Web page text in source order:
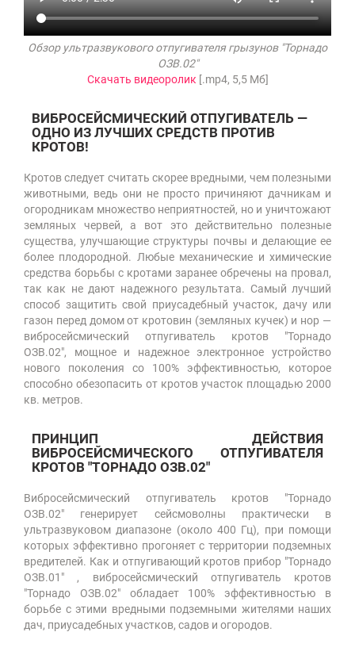
Обзор ультразвукового отпугивателя грызунов "Торнадо
ОЗВ.02"
Скачать видеоролик [.mp4, 5,5 Мб]
ВИБРОСЕЙСМИЧЕСКИЙ ОТПУГИВАТЕЛЬ —
ОДНО ИЗ ЛУЧШИХ СРЕДСТВ ПРОТИВ
КРОТОВ!
Кротов следует считать скорее вредными, чем полезными
животными, ведь они не просто причиняют дачникам и
огородникам множество неприятностей, но и уничтожают
земляных червей, а вот это действительно полезные
существа, улучшающие структуры почвы и делающие ее
более плодородной. Любые механические и химические
средства борьбы с кротами заранее обречены на провал,
так как не дают надежного результата. Самый лучший
способ защитить свой приусадебный участок, дачу или
газон перед домом от кротовин (земляных кучек) и нор —
вибросейсмический отпугиватель кротов "Торнадо
ОЗВ.02", мощное и надежное электронное устройство
нового поколения со 100% эффективностью, которое
способно обезопасить от кротов участок площадью 2000
кв. метров.
ПРИНЦИП ДЕЙСТВИЯ
ВИБРОСЕЙСМИЧЕСКОГО ОТПУГИВАТЕЛЯ
КРОТОВ "ТОРНАДО ОЗВ.02"
Вибросейсмический отпугиватель кротов "Торнадо
ОЗВ.02" генерирует сейсмоволны практически в
ультразвуковом диапазоне (около 400 Гц), при помощи
которых эффективно прогоняет с территории подземных
вредителей. Как и отпугивающий кротов прибор "Торнадо
ОЗВ.01" , вибросейсмический отпугиватель кротов
"Торнадо ОЗВ.02" обладает 100% эффективностью в
борьбе с этими вредными подземными жителями наших
дач, приусадебных участков, садов и огородов.